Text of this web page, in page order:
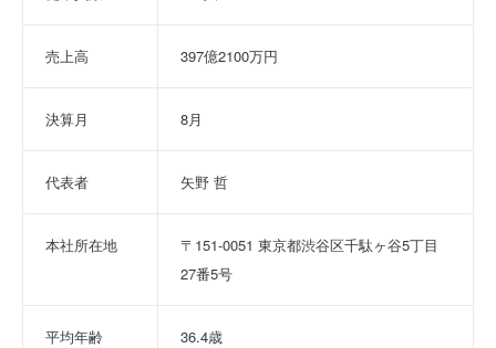
売上高 397億2100万円
決算月 8月
代表者 矢野 哲
本社所在地
〒151-0051 東京都渋谷区千駄ヶ谷5丁目
27番5号
平均年齢 36.4歳